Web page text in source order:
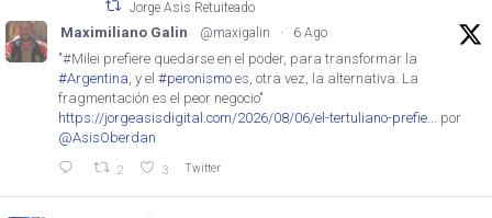
Jorge Asis Retuiteado
Maximiliano Galin @maxigalin · 6 Ago
"#Milei prefiere quedarse en el poder, para transformar la
#Argentina , y el #peronismo es, otra vez, la alternativa. La
fragmentación es el peor negocio"
https://jorgeasisdigital.com/2026/08/06/el-tertuliano-prefie...
por
@AsisOberdan
2 3 Twitter